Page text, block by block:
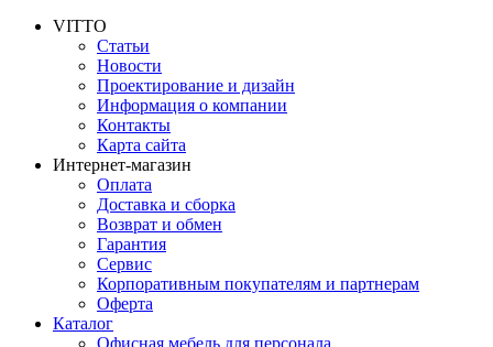
VITTO
Статьи
Новости
Проектирование и дизайн
Информация о компании
Контакты
Карта сайта
Интернет-магазин
Оплата
Доставка и сборка
Возврат и обмен
Гарантия
Сервис
Корпоративным покупателям и партнерам
Оферта
Каталог
Офисная мебель для персонала